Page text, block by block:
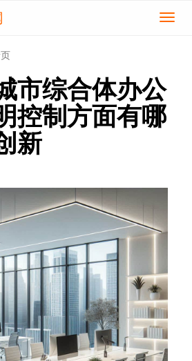
切
市综合体办公
控制方面有哪
新